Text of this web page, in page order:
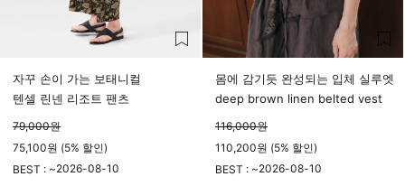
자꾸 손이 가는 보태니컬
텐셀 린넨 리조트 팬츠
79,000원
75,100원 (5% 할인)
BEST : ~2026-08-10
몸에 감기듯 완성되는 입체 실루엣
deep brown linen belted vest
116,000원
110,200원 (5% 할인)
BEST : ~2026-08-10